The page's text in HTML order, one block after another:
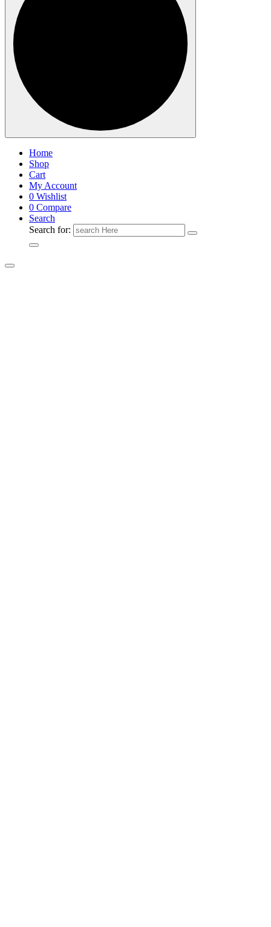
Home
Shop
Cart
My Account
0 Wishlist
0 Compare
Search
Search for: